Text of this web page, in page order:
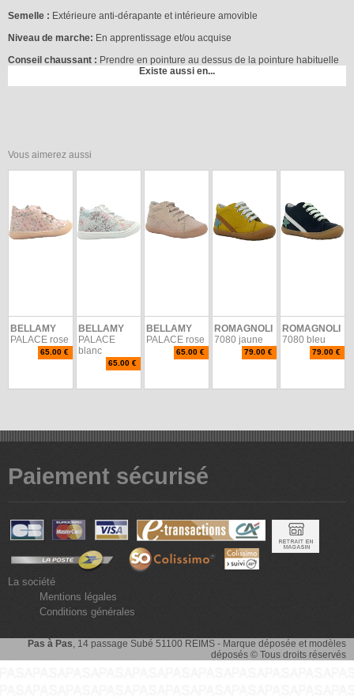
Semelle : Extérieure anti-dérapante et intérieure amovible
Niveau de marche: En apprentissage et/ou acquise
Conseil chaussant : Prendre en pointure au dessus de la pointure habituelle
Existe aussi en...
Vous aimerez aussi
BELLAMY
PALACE rose
65.00 €
BELLAMY
PALACE
blanc
65.00 €
BELLAMY
PALACE rose
65.00 €
ROMAGNOLI
7080 jaune
79.00 €
ROMAGNOLI
7080 bleu
79.00 €
Paiement sécurisé
La société
Mentions légales
Conditions générales
Pas à Pas, 14 passage Subé 51100 REIMS - Marque déposée et modèles
déposés © Tous droits réservés